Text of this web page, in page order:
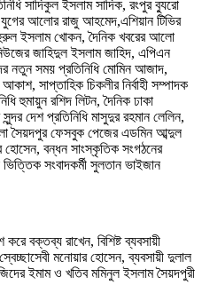
সাদিকুল ইসলাম সাদিক, রংপুর ব্যুরো
আলোর রাজু আহমেদ,এশিয়ান টিভির
ইসলাম খোকন, দৈনিক খবরের আলো
জাহিদুল ইসলাম জাহিদ, এপিএন
নতুন সময় প্রতিনিধি মোমিন আজাদ,
সাপ্তাহিক চিকলীর নির্বাহী সম্পাদক
হুমায়ুন রশিদ লিটন, দৈনিক ঢাকা
দেশ প্রতিনিধি মাসুদুর রহমান লেলিন,
সৈয়দপুর ফেসবুক পেজের এডমিন আব্দুল
হোসেন, বন্ধন সাংস্কৃতিক সংগঠনের
সংবাদকর্মী সুলতান ভাইজান
বক্তব্য রাখেন, বিশিষ্ট ব্যবসায়ী
মনোয়ার হোসেন, ব্যবসায়ী দুলাল
ইমাম ও খতিব মমিনুল ইসলাম সৈয়দপুরী